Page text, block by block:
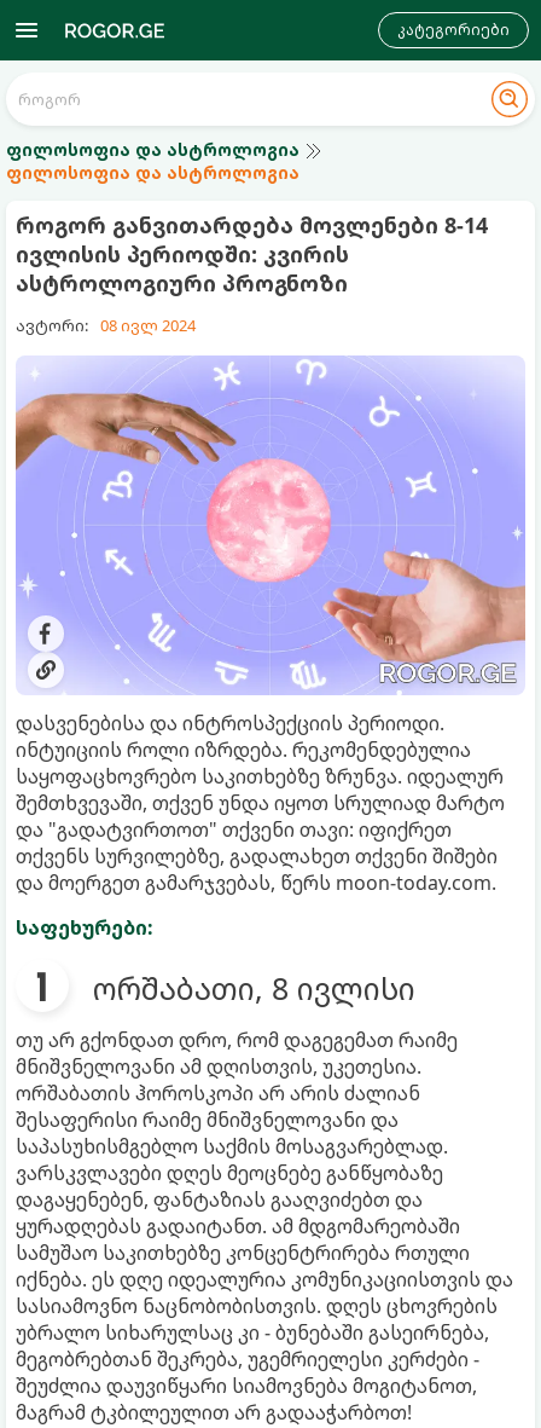
კატეგორიები
ფილოსოფია და ასტროლოგია
ფილოსოფია და ასტროლოგია
როგორ განვითარდება მოვლენები 8-14
ივლისის პერიოდში: კვირის
ასტროლოგიური პროგნოზი
ავტორი: 08 ივლ 2024
დასვენებისა და ინტროსპექციის პერიოდი.
ინტუიციის როლი იზრდება. რეკომენდებულია
საყოფაცხოვრებო საკითხებზე ზრუნვა. იდეალურ
შემთხვევაში, თქვენ უნდა იყოთ სრულიად მარტო
და "გადატვირთოთ" თქვენი თავი: იფიქრეთ
თქვენს სურვილებზე, გადალახეთ თქვენი შიშები
და მოერგეთ გამარჯვებას, წერს moon-today.com.
საფეხურები:
ორშაბათი, 8 ივლისი
თუ არ გქონდათ დრო, რომ დაგეგემათ რაიმე
მნიშვნელოვანი ამ დღისთვის, უკეთესია.
ორშაბათის ჰოროსკოპი არ არის ძალიან
შესაფერისი რაიმე მნიშვნელოვანი და
საპასუხისმგებლო საქმის მოსაგვარებლად.
ვარსკვლავები დღეს მეოცნებე განწყობაზე
დაგაყენებენ, ფანტაზიას გააღვიძებთ და
ყურადღებას გადაიტანთ. ამ მდგომარეობაში
სამუშაო საკითხებზე კონცენტრირება რთული
იქნება. ეს დღე იდეალურია კომუნიკაციისთვის და
სასიამოვნო ნაცნობობისთვის. დღეს ცხოვრების
უბრალო სიხარულსაც კი - ბუნებაში გასეირნება,
მეგობრებთან შეკრება, უგემრიელესი კერძები -
შეუძლია დაუვიწყარი სიამოვნება მოგიტანოთ,
მაგრამ ტკბილეულით არ გადააჭარბოთ!